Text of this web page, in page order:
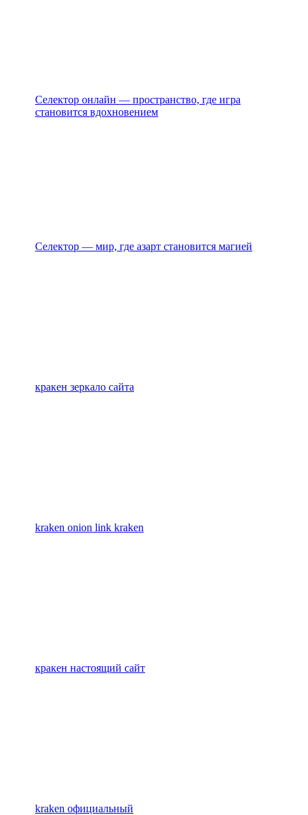
Селектор онлайн — пространство, где игра
становится вдохновением
Селектор — мир, где азарт становится магией
кракен зеркало сайта
kraken onion link kraken
кракен настоящий сайт
kraken официальный